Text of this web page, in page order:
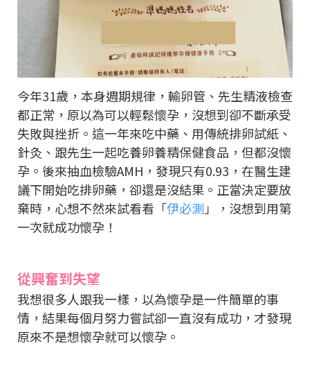
今年31歲，本身週期規律，輸卵管、先生精液檢查
都正常，原以為可以輕鬆懷孕，沒想到卻不斷承受
失敗與挫折。這一年來吃中藥、用傳統排卵試紙、
針灸、跟先生一起吃養卵養精保健食品，但都沒懷
孕。後來抽血檢驗AMH，發現只有0.93，在醫生建
議下開始吃排卵藥，卻還是沒結果。正當決定要放
棄時，心想不然來試看看「伊必測 」，沒想到用第
一次就成功懷孕！
從興奮到失望
我想很多人跟我一樣，以為懷孕是一件簡單的事
情，結果每個月努力嘗試卻一直沒有成功，才發現
原來不是想懷孕就可以懷孕。